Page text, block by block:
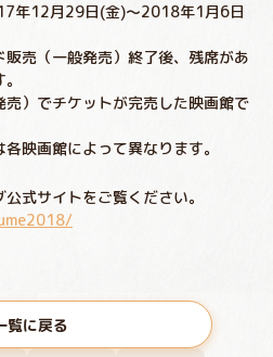
年12月29日(金)～2018年1月6日
売（一般発売）終了後、残席があ
）でチケットが完売した映画館で
映画館によって異なります。
式サイトをご覧ください。
覧に戻る